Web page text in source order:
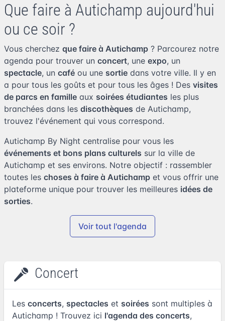
Que faire à Autichamp aujourd'hui
ou ce soir ?
Vous cherchez que faire à Autichamp ? Parcourez notre
agenda pour trouver un concert, une expo, un
spectacle, un café ou une sortie dans votre ville. Il y en
a pour tous les goûts et pour tous les âges ! Des visites
de parcs en famille aux soirées étudiantes les plus
branchées dans les discothèques de Autichamp,
trouvez l'événement qui vous correspond.
Autichamp By Night centralise pour vous les
événements et bons plans culturels sur la ville de
Autichamp et ses environs. Notre objectif : rassembler
toutes les choses à faire à Autichamp et vous offrir une
plateforme unique pour trouver les meilleures idées de
sorties.
Voir tout l'agenda
Concert
Les concerts, spectacles et soirées sont multiples à
Autichamp ! Trouvez ici l'agenda des concerts,